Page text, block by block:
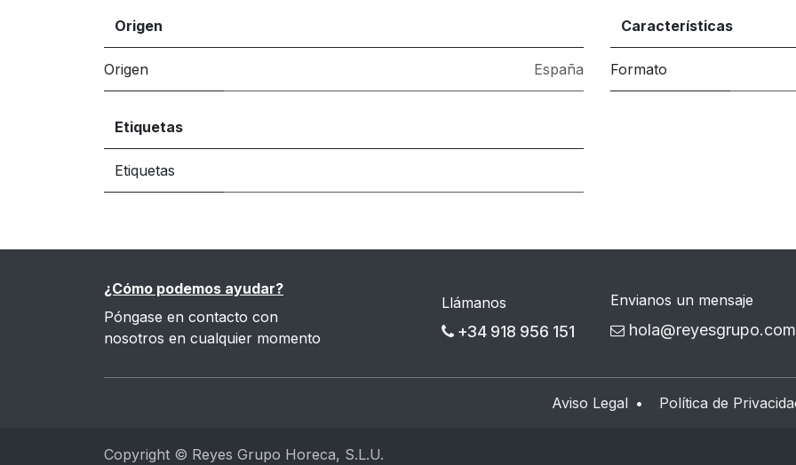
Origen
Origen España
Características
Formato
Etiquetas
Etiquetas
¿Cómo podemos ayudar?
Póngase en contacto con
nosotros en cualquier momento
Llámanos
+34 918 956 151
Envianos un mensaje
hola@reyesgrupo.com
Aviso Legal • Política de
Copyright © Reyes Grupo Horeca, S.L.U.